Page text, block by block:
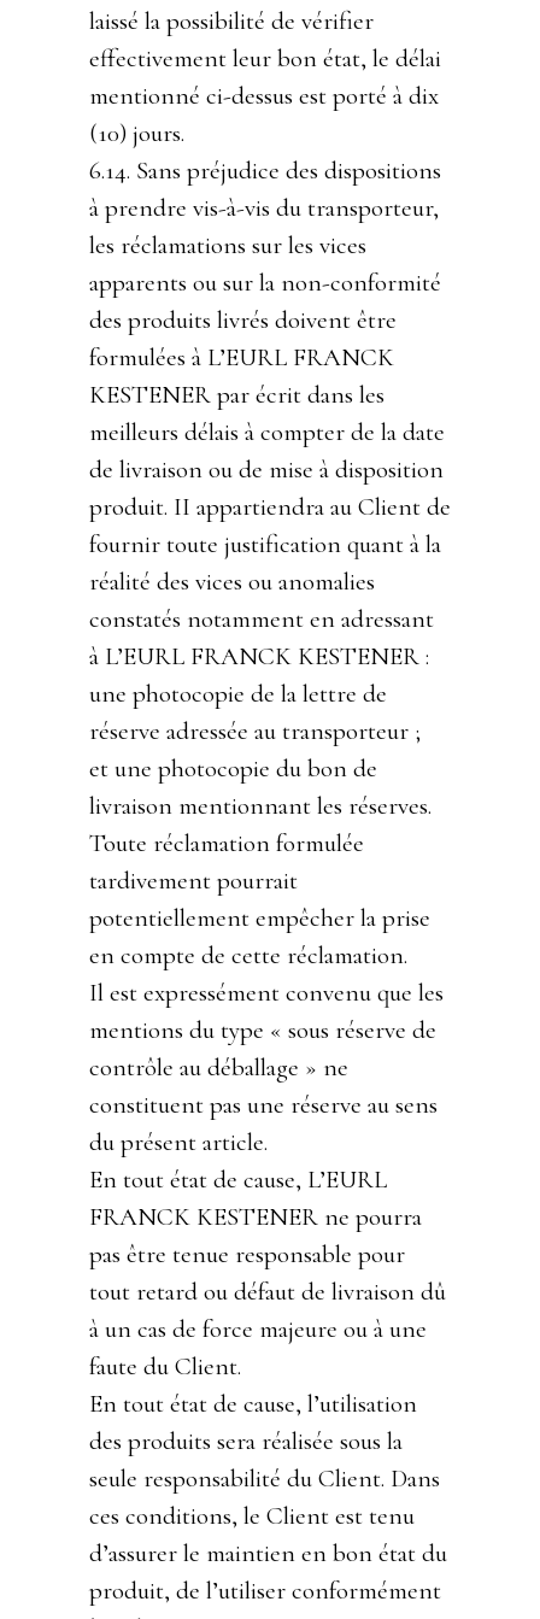
laissé la possibilité de vérifier
effectivement leur bon état, le délai
mentionné ci-dessus est porté à dix
(10) jours.
6.14. Sans préjudice des dispositions
à prendre vis-à-vis du transporteur,
les réclamations sur les vices
apparents ou sur la non-conformité
des produits livrés doivent être
formulées à L’EURL FRANCK
KESTENER par écrit dans les
meilleurs délais à compter de la date
de livraison ou de mise à disposition
produit. II appartiendra au Client de
fournir toute justification quant à la
réalité des vices ou anomalies
constatés notamment en adressant
à L’EURL FRANCK KESTENER :
une photocopie de la lettre de
réserve adressée au transporteur ;
et une photocopie du bon de
livraison mentionnant les réserves.
Toute réclamation formulée
tardivement pourrait
potentiellement empêcher la prise
en compte de cette réclamation.
Il est expressément convenu que les
mentions du type « sous réserve de
contrôle au déballage » ne
constituent pas une réserve au sens
du présent article.
En tout état de cause, L’EURL
FRANCK KESTENER ne pourra
pas être tenue responsable pour
tout retard ou défaut de livraison dû
à un cas de force majeure ou à une
faute du Client.
En tout état de cause, l’utilisation
des produits sera réalisée sous la
seule responsabilité du Client. Dans
ces conditions, le Client est tenu
d’assurer le maintien en bon état du
produit, de l’utiliser conformément